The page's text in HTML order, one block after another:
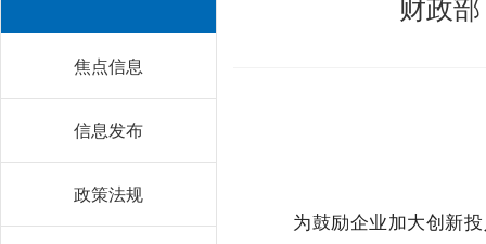
焦点信息
信息发布
政策法规
为鼓励企业加大创新投